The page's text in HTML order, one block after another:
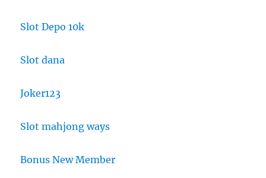
Slot Depo 10k
Slot dana
Joker123
Slot mahjong ways
Bonus New Member